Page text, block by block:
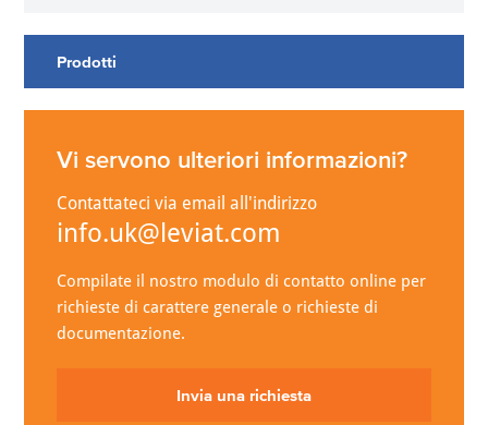
Prodotti
Vi servono ulteriori informazioni?
Contattateci via email all'indirizzo
info.uk@leviat.com
Compilate il nostro modulo di contatto online per
richieste di carattere generale o richieste di
documentazione.
Invia una richiesta